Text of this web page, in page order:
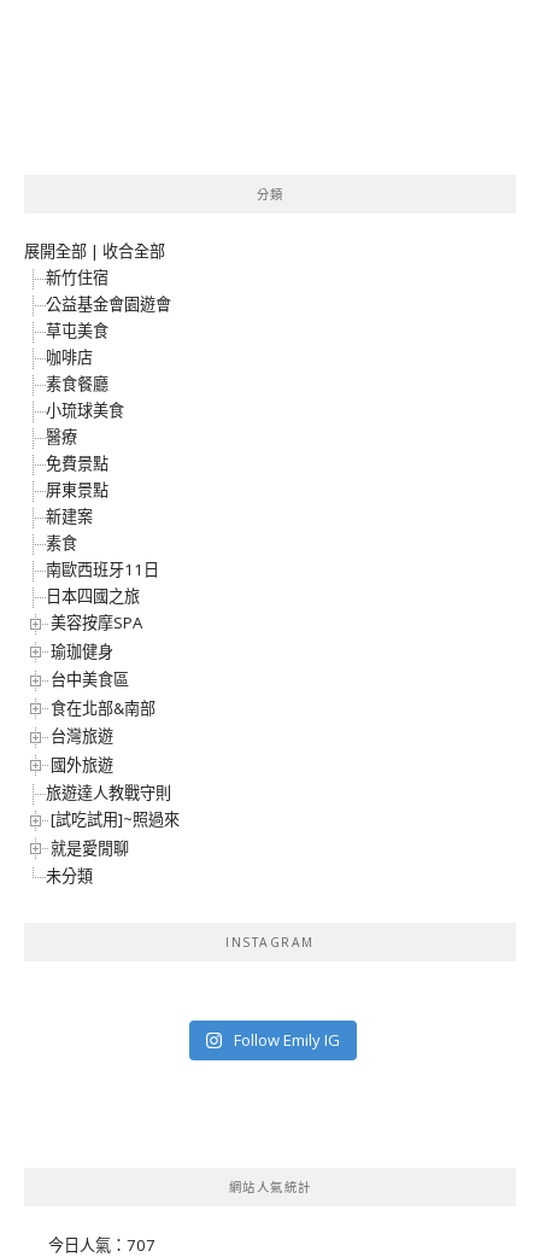
分類
展開全部 | 收合全部
新竹住宿
公益基金會園遊會
草屯美食
咖啡店
素食餐廳
小琉球美食
醫療
免費景點
屏東景點
新建案
素食
南歐西班牙11日
日本四國之旅
美容按摩SPA
瑜珈健身
台中美食區
食在北部&南部
台灣旅遊
國外旅遊
旅遊達人教戰守則
[試吃試用]~照過來
就是愛閒聊
未分類
INSTAGRAM
Follow Emily IG
網站人氣統計
今日人氣： 707